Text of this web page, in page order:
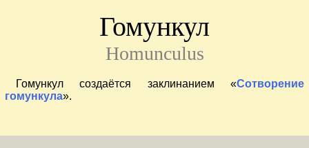
Гомункул
Homunculus
Гомункул создаётся заклинанием «Сотворение
гомункула».